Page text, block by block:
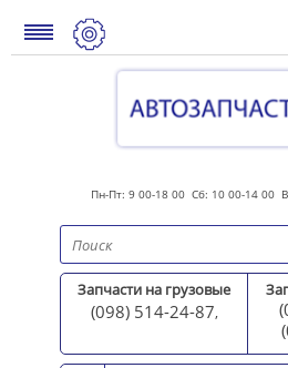
Пн-Пт: 9 00-18 00 Сб: 10 00-14 00
Запчасти на грузовые
(098) 514-24-87,